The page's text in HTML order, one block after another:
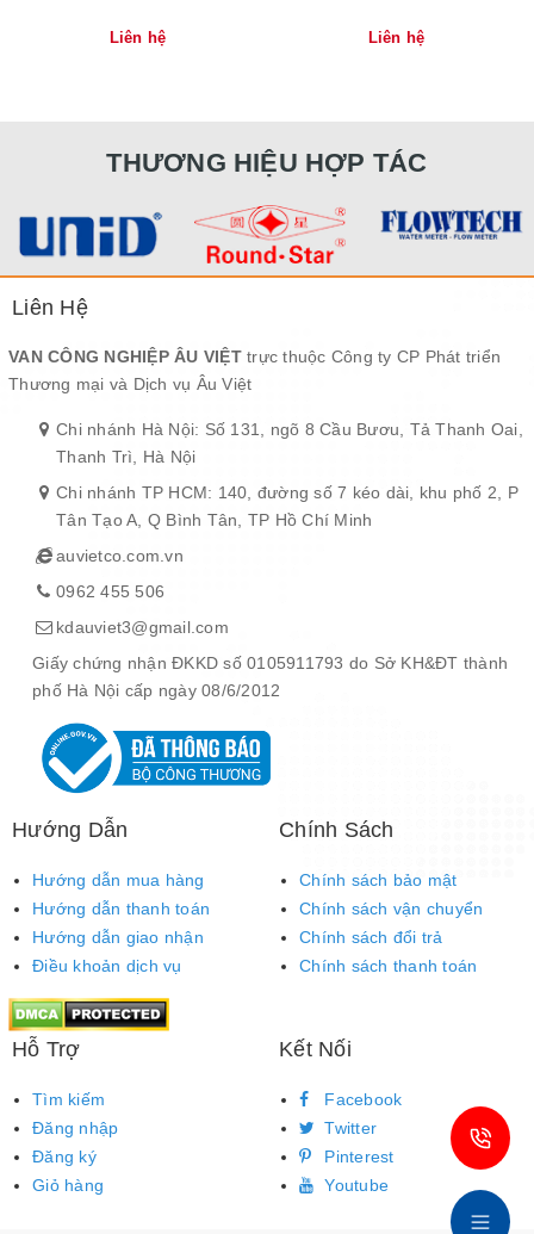
Liên hệ Liên hệ
THƯƠNG HIỆU HỢP TÁC
Liên Hệ
VAN CÔNG NGHIỆP ÂU VIỆTtrực thuộc Công ty CP Phát triển
Thương mại và Dịch vụ Âu Việt
Chi nhánh Hà Nội: Số 131, ngõ 8 Cầu Bươu, Tả Thanh Oai,
Thanh Trì, Hà Nội
Chi nhánh TP HCM: 140, đường số 7 kéo dài, khu phố 2, P
Tân Tạo A, Q Bình Tân, TP Hồ Chí Minh
auvietco.com.vn
0962 455 506
kdauviet3@gmail.com
Giấy chứng nhận ĐKKD số 0105911793 do Sở KH&ĐT thành
phố Hà Nội cấp ngày 08/6/2012
Hướng Dẫn
Hướng dẫn mua hàng
Hướng dẫn thanh toán
Hướng dẫn giao nhận
Điều khoản dịch vụ
Chính Sách
Chính sách bảo mật
Chính sách vận chuyển
Chính sách đổi trả
Chính sách thanh toán
Hỗ Trợ
Tìm kiếm
Đăng nhập
Đăng ký
Giỏ hàng
Kết Nối
Facebook
Twitter
Pinterest
Youtube